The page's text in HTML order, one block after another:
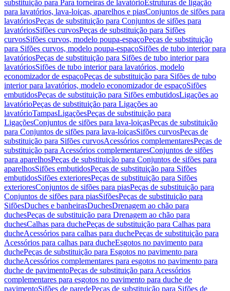
substituição para Para torneiras de lavatórioEstruturas de ligação
para lavatórios, lava-loiças, aparelhos e piasConjuntos de sifões para
lavatóriosPeças de substituição para Conjuntos de sifões para
lavatóriosSifões curvosPeças de substituição para Sifões
curvosSifões curvos, modelo poupa-espaçoPeças de substituição
para Sifões curvos, modelo poupa-espaçoSifões de tubo interior para
lavatóriosPeças de substituição para Sifões de tubo interior para
lavatóriosSifões de tubo interior para lavatórios, modelo
economizador de espaçoPeças de substituição para Sifões de tubo
interior para lavatórios, modelo economizador de espaçoSifões
embutidosPeças de substituição para Sifões embutidosLigações ao
lavatórioPeças de substituição para Ligações ao
lavatórioTampasLigaçõesPeças de substituição para
LigaçõesConjuntos de sifões para lava-loiçasPeças de substituição
para Conjuntos de sifões para lava-loiçasSifões curvosPeças de
substituição para Sifões curvosAcessórios complementaresPeças de
substituição para Acessórios complementaresConjuntos de sifões
para aparelhosPeças de substituição para Conjuntos de sifões para
aparelhosSifões embutidosPeças de substituição para Sifões
embutidosSifões exterioresPeças de substituição para Sifões
exterioresConjuntos de sifões para piasPeças de substituição para
Conjuntos de sifões para piasSifõesPeças de substituição para
SifõesDuches e banheirasDuchesDrenagem ao chão para
duchesPeças de substituição para Drenagem ao chão para
duchesCalhas para duchePeças de substituição para Calhas para
ducheAcessórios para calhas para duchePeças de substituição para
Acessórios para calhas para ducheEsgotos no pavimento para
duchePeças de substituição para Esgotos no pavimento para
ducheAcessórios complementares para esgotos no pavimento para
duche de pavimentoPeças de substituição para Acessórios
complementares para esgotos no pavimento para duche de
pavimentoSifões de paredePeças de substituição para Sifões de